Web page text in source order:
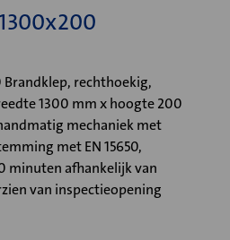
Brandklep, rechthoekig,
1300 mm x hoogte 200
mechaniek met
met EN 15650,
minuten afhankelijk van
van inspectieopening